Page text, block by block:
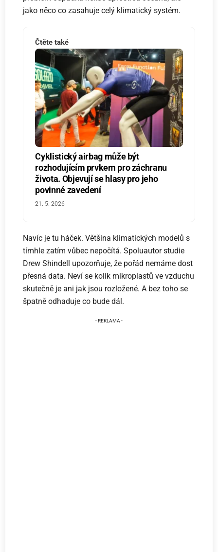
jako něco co zasahuje celý klimatický systém.
Čtěte také
Cyklistický airbag může být
rozhodujícím prvkem pro záchranu
života. Objevují se hlasy pro jeho
povinné zavedení
21. 5. 2026
Navíc je tu háček. Většina klimatických modelů s
tímhle zatím vůbec nepočítá. Spoluautor studie
Drew Shindell upozorňuje, že pořád nemáme dost
přesná data. Neví se kolik mikroplastů ve vzduchu
skutečně je ani jak jsou rozložené. A bez toho se
špatně odhaduje co bude dál.